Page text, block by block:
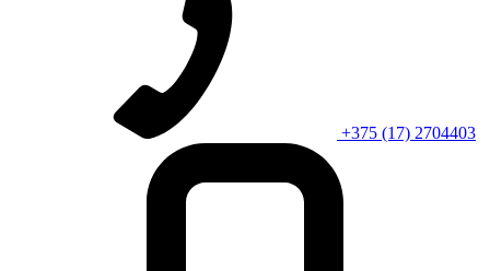
+375 (17) 2704403